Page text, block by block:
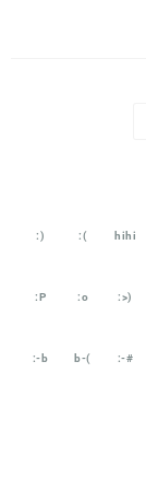
:) :( hihi
:P :o :>)
:-b b-( :-#